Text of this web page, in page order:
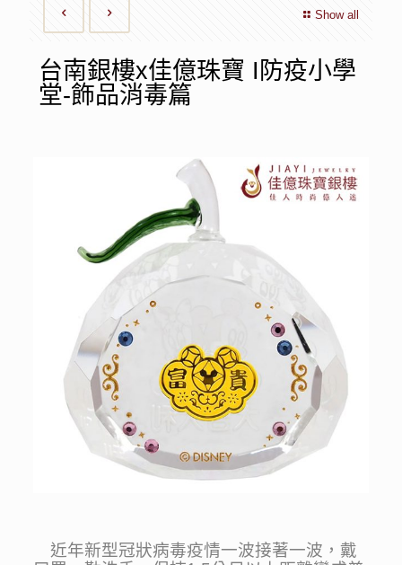
Show all
台南銀樓x佳億珠寶 I防疫小學
堂-飾品消毒篇
近年新型冠狀病毒疫情一波接著一波，戴